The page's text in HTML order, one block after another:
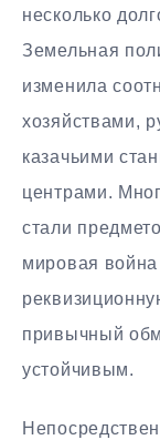
несколько
Земельная
изменила
хозяйствами,
казачьими
центрами.
стали
мировая
привычный
устойчивым.